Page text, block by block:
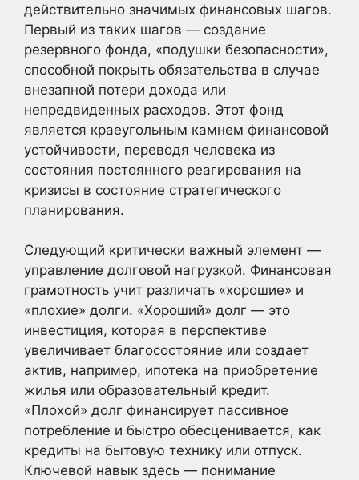
действительно значимых финансовых шагов.
Первый из таких шагов — создание
резервного фонда, «подушки безопасности»,
способной покрыть обязательства в случае
внезапной потери дохода или
непредвиденных расходов. Этот фонд
является краеугольным камнем финансовой
устойчивости, переводя человека из
состояния постоянного реагирования на
кризисы в состояние стратегического
планирования.
Следующий критически важный элемент —
управление долговой нагрузкой. Финансовая
грамотность учит различать «хорошие» и
«плохие» долги. «Хороший» долг — это
инвестиция, которая в перспективе
увеличивает благосостояние или создает
актив, например, ипотека на приобретение
жилья или образовательный кредит.
«Плохой» долг финансирует пассивное
потребление и быстро обесценивается, как
кредиты на бытовую технику или отпуск.
Ключевой навык здесь — понимание